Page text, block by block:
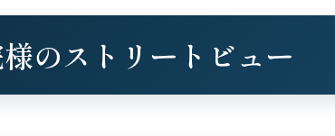
のストリートビュー